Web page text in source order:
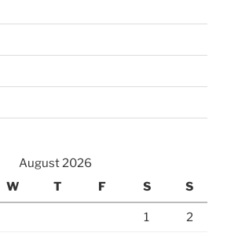
August 2026
W T F S S
1 2